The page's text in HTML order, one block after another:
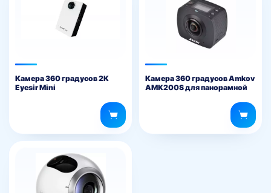
Камера 360 градусов 2K
Eyesir Mini
Камера 360 градусов Amkov
AMK200S для панорамной